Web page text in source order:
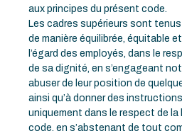
aux principes du présent code.
Les cadres supérieurs sont tenus
de manière équilibrée, équitable
l’égard des employés, dans le
de sa dignité, en s’engageant
abuser de leur position de
ainsi qu’à donner des
uniquement dans le respect de la
code, en s’abstenant de tout